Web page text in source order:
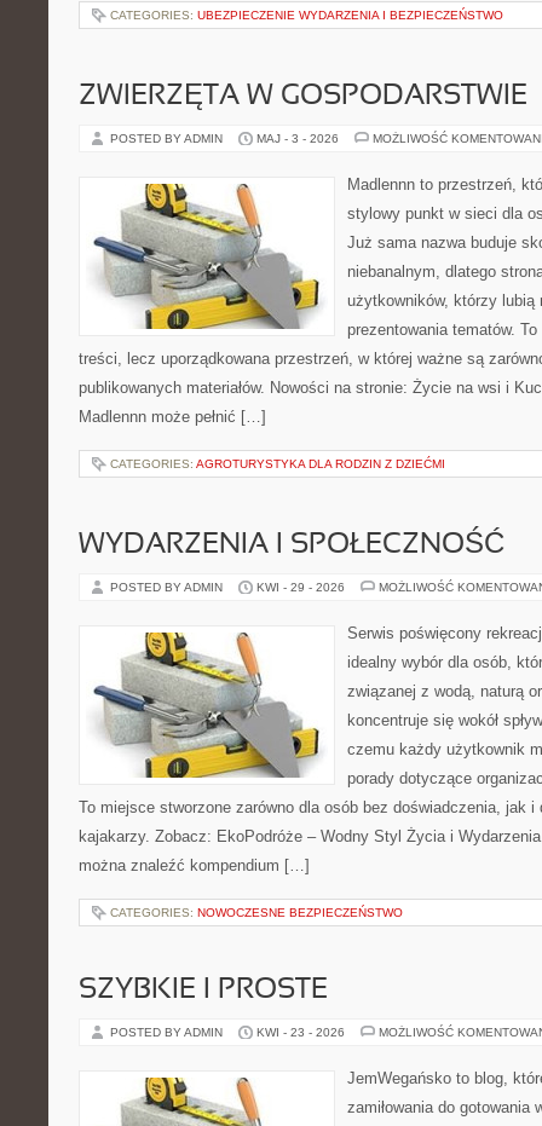
CATEGORIES: UBEZPIECZENIE WYDARZENIA I BEZPIECZEŃSTWO
ZWIERZĘTA W GOSPODARSTWIE
POSTED BY ADMIN MAJ - 3 - 2026 MOŻLIWOŚĆ
Madlennn to przestrzeń,
stylowy punkt w sieci dla
Już sama nazwa buduje
niebanalnym, dlatego
użytkowników, którzy lubią
prezentowania tematów.
treści, lecz uporządkowana przestrzeń, w której ważne są
publikowanych materiałów. Nowości na stronie: Życie na wsi i
Madlennn może pełnić […]
CATEGORIES: AGROTURYSTYKA DLA RODZIN Z DZIEĆMI
WYDARZENIA I SPOŁECZNOŚĆ
POSTED BY ADMIN KWI - 29 - 2026 MOŻLIWOŚĆ
Serwis poświęcony
idealny wybór dla osób,
związanej z wodą, naturą
koncentruje się wokół
czemu każdy użytkownik
porady dotyczące
To miejsce stworzone zarówno dla osób bez doświadczenia, jak i
kajakarzy. Zobacz: EkoPodróże – Wodny Styl Życia i
można znaleźć kompendium […]
CATEGORIES: NOWOCZESNE BEZPIECZEŃSTWO
SZYBKIE I PROSTE
POSTED BY ADMIN KWI - 23 - 2026 MOŻLIWOŚĆ
JemWegańsko to blog,
zamiłowania do gotowania